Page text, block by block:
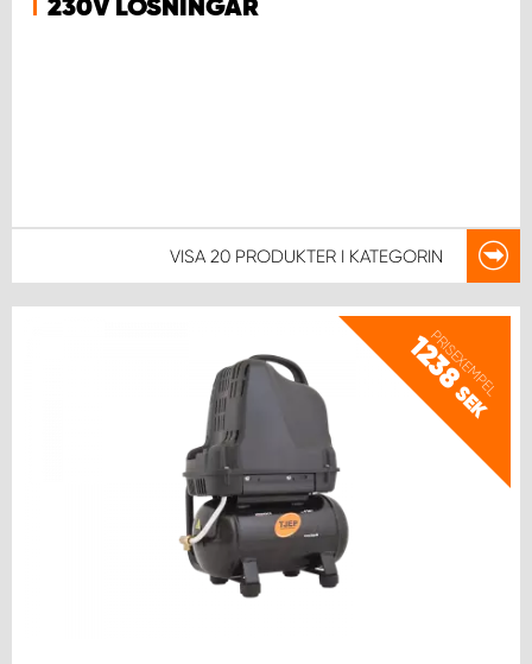
230V LÖSNINGAR
VISA 20 PRODUKTER I KATEGORIN
PRISEXEMPEL
1238
SEK